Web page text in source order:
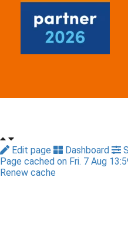
Edit page Dashboard
Page cached on Fri. 7 Aug
Renew cache